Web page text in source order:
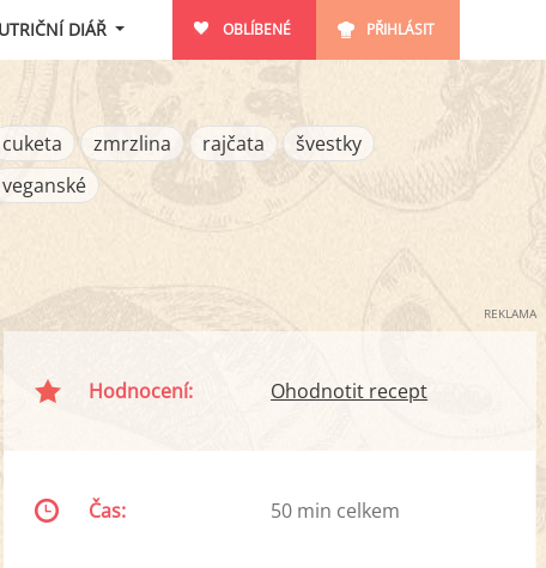
DIÁŘ OBLÍBENÉ PŘIHLÁSIT
cuketa
zmrzlina rajčata
švestky
veganské
REKLAMA
Hodnocení: Ohodnotit recept
Čas: 50 min celkem